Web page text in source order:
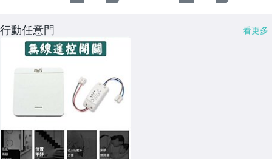
行動任意門 看更多